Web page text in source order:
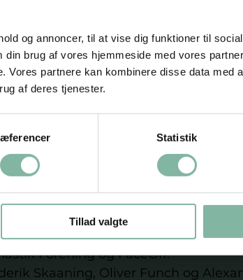
og annoncer, til at vise dig funktioner til
brug af vores hjemmeside med vores
Vores partnere kan kombinere disse data med
af deres tjenester.
Statistik
Tillad valgte
foreninger og efterskole
af drenge i gymnastikken
unikke spillesæt og tøj fra
potentiale for fremtidig
og camps.“Vi tror på, at nye
Bredvig
Sdr, Gymnastikklub Aarhus,
Forening og FaceOff.
Skaaning, Oliver Funch og